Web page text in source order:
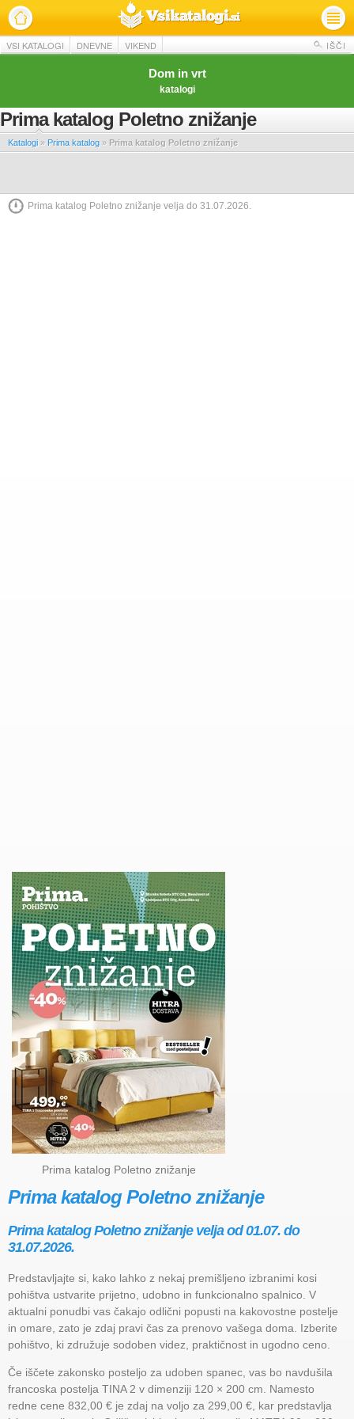
VSI KATALOGI DNEVNE VIKEND IŠČI
Dom in vrt
katalogi
Prima katalog Poletno znižanje
Katalogi » Prima katalog » Prima katalog Poletno znižanje
Prima katalog Poletno znižanje velja do 31.07.2026.
Prima katalog Poletno znižanje
Prima katalog Poletno znižanje
Prima katalog Poletno znižanje velja od 01.07. do
31.07.2026.
Predstavljajte si, kako lahko z nekaj premišljeno izbranimi kosi
pohištva ustvarite prijetno, udobno in funkcionalno spalnico. V
aktualni ponudbi vas čakajo odlični popusti na kakovostne postelje
in omare, zato je zdaj pravi čas za prenovo vašega doma. Izberite
pohištvo, ki združuje sodoben videz, praktičnost in ugodno ceno.
Če iščete zakonsko posteljo za udoben spanec, vas bo navdušila
francoska postelja TINA 2 v dimenziji 120 × 200 cm. Namesto
redne cene 832,00 € je zdaj na voljo za 299,00 €, kar predstavlja